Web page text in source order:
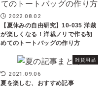
2022.08.02
【夏休みの自由研究】10-035 洋裁
が楽しくなる！洋裁ノリで作る初
めてのトートバッグの作り方
雑貨用品
2021.09.06
夏を楽しむ、おすすめ記事